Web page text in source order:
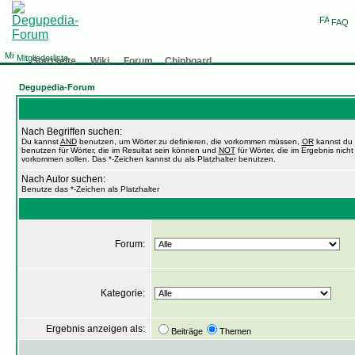
FAQ
Mitgliederliste
Startseite Wiki Forum Chinboard
Degupedia-Forum
Nach Begriffen suchen:
Du kannstANDbenutzen, um Wörter zu definieren, die vorkommen müssen, ORkannst du
benutzen für Wörter, die im Resultat sein können und NOTfür Wörter, die im Ergebnis nicht
vorkommen sollen. Das *-Zeichen kannst du als Platzhalter benutzen.
Nach Autor suchen:
Benutze das *-Zeichen als Platzhalter
Forum:
Kategorie:
Ergebnis anzeigen als: Beiträge Themen